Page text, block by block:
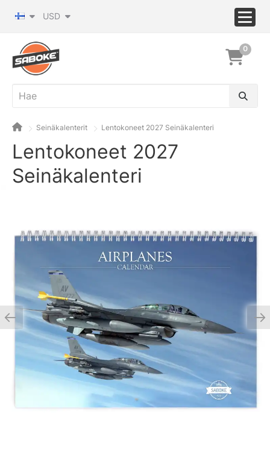
USD
0
Seinäkalenterit Lentokoneet 2027 Seinäkalenteri
Lentokoneet 2027
Seinäkalenteri